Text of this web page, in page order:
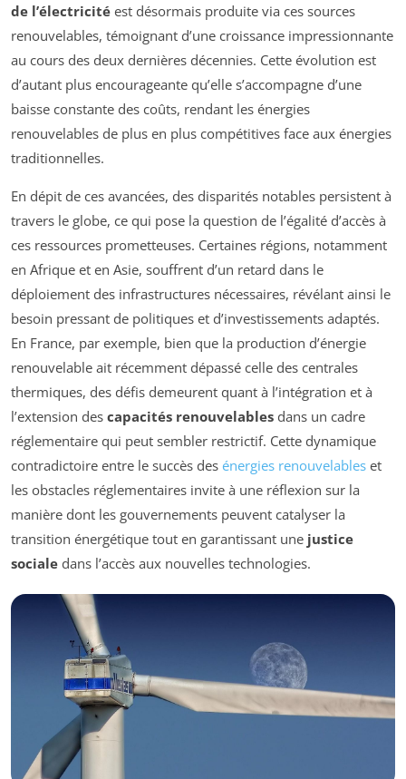
de l’électricité est désormais produite via ces sources
renouvelables, témoignant d’une croissance impressionnante
au cours des deux dernières décennies. Cette évolution est
d’autant plus encourageante qu’elle s’accompagne d’une
baisse constante des coûts, rendant les énergies
renouvelables de plus en plus compétitives face aux énergies
traditionnelles.
En dépit de ces avancées, des disparités notables persistent à
travers le globe, ce qui pose la question de l’égalité d’accès à
ces ressources prometteuses. Certaines régions, notamment
en Afrique et en Asie, souffrent d’un retard dans le
déploiement des infrastructures nécessaires, révélant ainsi le
besoin pressant de politiques et d’investissements adaptés.
En France, par exemple, bien que la production d’énergie
renouvelable ait récemment dépassé celle des centrales
thermiques, des défis demeurent quant à l’intégration et à
l’extension des capacités renouvelables dans un cadre
réglementaire qui peut sembler restrictif. Cette dynamique
contradictoire entre le succès des énergies renouvelables et
les obstacles réglementaires invite à une réflexion sur la
manière dont les gouvernements peuvent catalyser la
transition énergétique tout en garantissant une justice
sociale dans l’accès aux nouvelles technologies.